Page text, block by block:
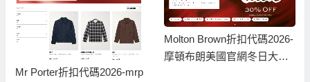
Mr Porter折扣代碼2026-mrp
Molton Brown折扣代碼2026-
摩頓布朗美國官網冬日大促